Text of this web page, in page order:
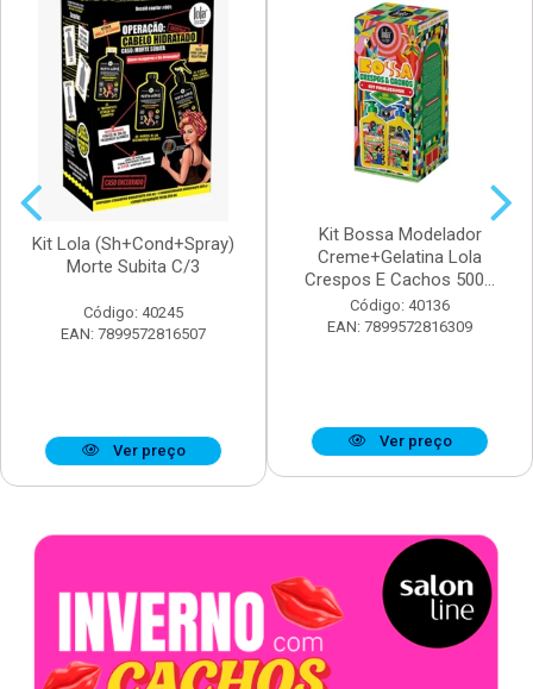
Kit Lola (Sh+Cond+Spray)
Morte Subita C/3
Código: 40245
EAN: 7899572816507
Ver preço
Kit Bossa Modelador
Creme+Gelatina Lola
Crespos E Cachos 500...
Código: 40136
EAN: 7899572816309
Ver preço